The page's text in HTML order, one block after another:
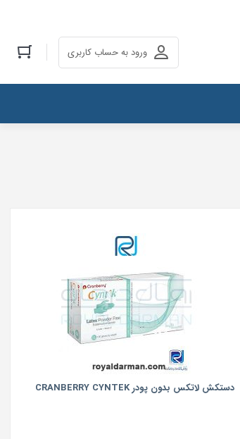
ورود به حساب کاربری
دستکش لاتکس بدون پودر CRANBERRY CYNTEK